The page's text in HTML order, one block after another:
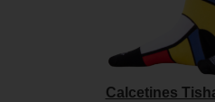
Calcetines